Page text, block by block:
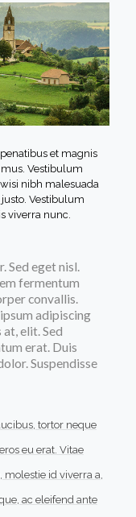
et magnis
Vestibulum
nibh malesuada
Vestibulum
viverra nunc.
Sed eget nisl.
fermentum
convallis.
adipiscing
elit. Sed
erat. Duis
Suspendisse
tortor neque
eu erat. Vitae
id viverra a,
ac eleifend ante